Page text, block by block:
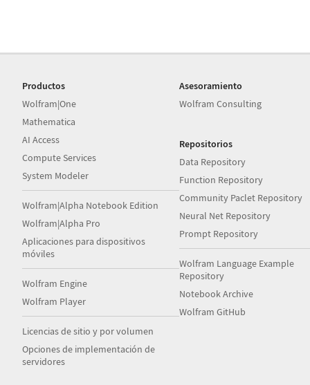
Productos
Wolfram|One
Mathematica
AI Access
Compute Services
System Modeler
Wolfram|Alpha Notebook Edition
Wolfram|Alpha Pro
Aplicaciones para dispositivos
móviles
Wolfram Engine
Wolfram Player
Licencias de sitio y por volumen
Opciones de implementación de
servidores
Asesoramiento
Wolfram Consulting
Repositorios
Data Repository
Function Repository
Community Paclet Repository
Neural Net Repository
Prompt Repository
Wolfram Language Example
Repository
Notebook Archive
Wolfram GitHub